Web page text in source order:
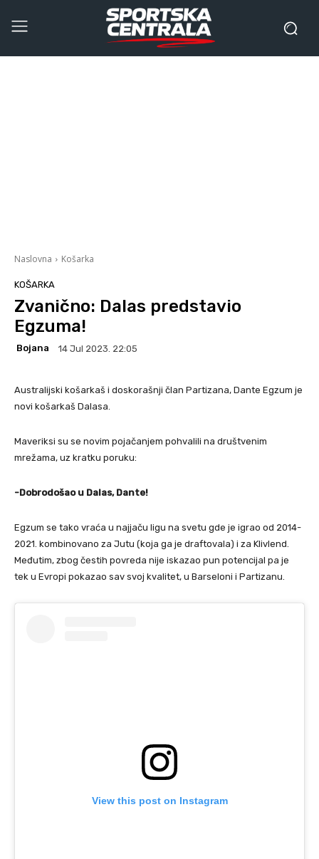
Naslovna Košarka
KOŠARKA
Zvanično: Dalas predstavio
Egzuma!
Bojana 14 Jul 2023. 22:05
Australijski košarkaš i doskorašnji član Partizana, Dante Egzum je
novi košarkaš Dalasa.
Maveriksi su se novim pojačanjem pohvalili na društvenim
mrežama, uz kratku poruku:
-Dobrodošao u Dalas, Dante!
Egzum se tako vraća u najjaču ligu na svetu gde je igrao od 2014-
2021. kombinovano za Jutu (koja ga je draftovala) i za Klivlend.
Međutim, zbog čestih povreda nije iskazao pun potencijal pa je
tek u Evropi pokazao sav svoj kvalitet, u Barseloni i Partizanu.
View this post on Instagram